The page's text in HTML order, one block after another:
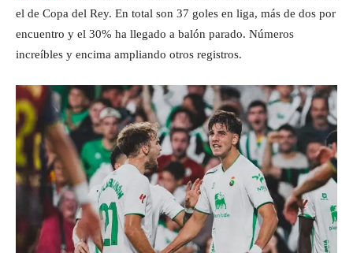
el de Copa del Rey. En total son 37 goles en liga, más de dos por
encuentro y el 30% ha llegado a balón parado. Números
increíbles y encima ampliando otros registros.